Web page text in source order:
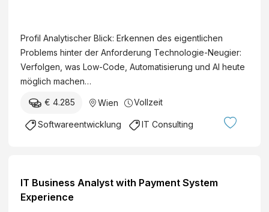
e
s
s
A
(
m
e
r
ö
c
h
Profil Analytischer Blick: Erkennen des eigentlichen
Problems hinter der Anforderung Technologie-Neugier:
Verfolgen, was Low-Code, Automatisierung und AI heute
möglich machen…
€ 4.285 Wien Vollzeit
Softwareentwicklung IT Consulting
IT Business Analyst with Payment System
Experience